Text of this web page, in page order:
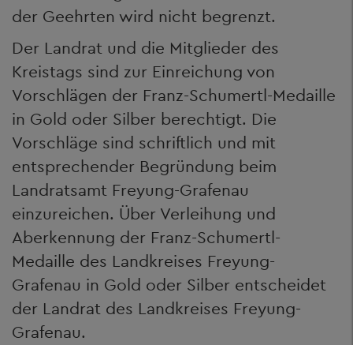
der Geehrten wird nicht begrenzt.
Der Landrat und die Mitglieder des
Kreistags sind zur Einreichung von
Vorschlägen der Franz-Schumertl-Medaille
in Gold oder Silber berechtigt. Die
Vorschläge sind schriftlich und mit
entsprechender Begründung beim
Landratsamt Freyung-Grafenau
einzureichen. Über Verleihung und
Aberkennung der Franz-Schumertl-
Medaille des Landkreises Freyung-
Grafenau in Gold oder Silber entscheidet
der Landrat des Landkreises Freyung-
Grafenau.